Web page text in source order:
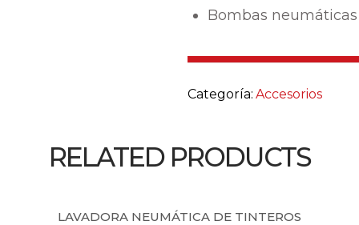
Bombas neumáticas
Categoría: Accesorios
RELATED PRODUCTS
LAVADORA NEUMÁTICA DE TINTEROS